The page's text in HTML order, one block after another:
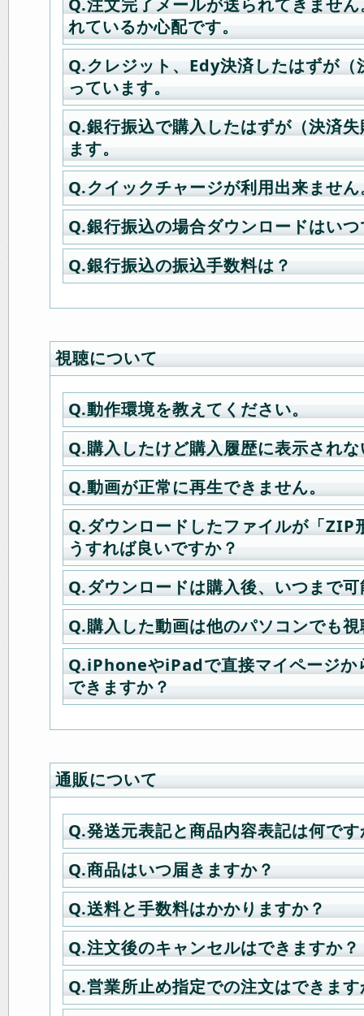
す。
A.決済代行会社はセキュリティ・サ
株式会社CREDIXにお願いしており
申込み下さい。
■カード決済に関するお問合せ先
株）CREDIX サポートセンター（
応）
電話番号：0570-07-6000（03-3498-
Eメール：creditinfo@credix-
※ 祝祭日を除いた毎週月・木曜日
30(約30分間)は決済会社による定期
為、決済システムが一時停止いたし
帯をご利用下さい。
●クレジットカード決済に関するご
お読みください→
※2007年3月25日 11時よりＪＣＢの
なり、為替の変動によりご請求額が
■楽天Edy決済に関する問い合わせ先
株）CREDIX サポートセンター（
応）
Eメール：edyinfo@credix-
電話番号：03-6832-1339
Q.注文完了メールが送られてきませ
れているか心配です。
A.マイページへログイン後、「購入
することができます。
購入履歴一覧に注文情報がない場合
了しておりませんので、再度ご購入
ださい。
購入履歴一覧ページ（当サイトにロ
合のみ）
※ご注文が完了しているにも関わら
が届かない場合は、メール受信遅延
によって受信拒否（またはフォルダ
Q.クレジット、Edy決済したはずが（
っています。
A.クレジット決済とEdy決済をご利
「購入履歴詳細ページ」にて（決済
ている場合は、決済が何らかの理由
らずキャンセル処理された結果とな
済失敗のご注文についてご請求が行
ございません。
決済失敗のご注文について再度ご要
数をおかけいたしますが始めからご
くお願い致します。
てままになりますが、その後削除さ
ま放置していただいて問題ございま
Q.銀行振込で購入したはずが（決済
ます。
A.現在ポイントシステムを利用した
ており、その対応として銀行振込の
干変更しております。
そのため、弊社でのお振り込み確認
「決済失敗」という文字が表示され
くまで少々お待ちください。
Q.クイックチャージが利用出来ません
A.ご登録時に電話番号の記入をして
イックチャージのご利用が出来ませ
大変お手数ですが、一度目のクレジ
Q.銀行振込の場合ダウンロードはい
A.銀行振込の場合は平日15時頃に第
業を行い、確認出来次第ダウンロー
配信致します。
15時以降にお振込でなるべく早くダ
たい場合は、大変お手数ですがお振
送って頂けますと、手続きを最短で
す。
※大変申し訳ございませんが、撮影
のような対応が出来ず、お振り込み
の対応となってしまう事がございま
尚、撮影をしているかどうかにつき
ターにて現場中継を行っております
ご覧頂ければ撮影中かどうかを調べ
杉浦則夫緊縛現場ツイッター
少数のスタッフで運営しております
解ご協力の程よろしくお願い致しま
Q.銀行振込の振込手数料は？
A.振込手数料はお客様ご負担とさせ
弊社取引銀行は「東京三菱UFJ銀行」
視聴について
Q.動作環境を教えてください。
A.全ての商品がWindowsと
頂けます。
ファイルの種類は「wmv」となりま
推賞プレイヤーは
QuickTime+プラグイン Flip4Mac（
となります。
その他、iPhone、iPadや電子書籍リ
版も各商品毎にご用意しております
品詳細欄の「視聴環境」をご覧下さ
Q.購入したけど購入履歴に表示されな
A.インターネットブラウザの「更新
クして下さい。
以前アクセスした情報をパソコンが
いるため、新しく購入したタイトル
いう現象です。
タイミングや操作方法によってこの
起きなかったりしますが、ブラウザ
決されます。
Q.動画が正常に再生できません。
A.Windowsご使用の場合は以下の原
す
(1)ダウンロードの不完全によりファ
いる → キャッシュのクリアで解決
(2)ファイアウォールなどのセキュリ
ンストールしている → セキュリティ
解決
(3)クッキーが無効になっている →
して解決
(4)IEのプライバシー設定が「高」以
A.Machintoshご使用の場合は「VLC
フトをご利用頂くのが一番簡単です
ウンロードしてご利用下さい。
※オレンジのボタン「DownloadVLC
てしばらく待つと自動でダウンロー
QuickTimeをご利用の場合は「
能を追加して下さい。
WMV ファイルを QuickTIme Player
（外部ページ）→
Q.ダウンロードしたファイルが「ZIP
うすれば良いですか？
A.「ZIP形式」はデータ圧縮されたフ
で、まず最初に解凍を行う必要があ
ファイルの解凍は弊社推奨の下記解
ください。
解凍はファイルをダブルクリックす
■Mac
StuffIt Expanderのダウンロードは
「スタッフイット エキスパンダー
お選び下さい
※圧縮ファイルを解凍するための定
Q.ダウンロードは購入後、いつまで
A.ダウンロードは購入後一週間まで
で、お早めにお願い致します。
Q.購入した動画は他のパソコンでも
A.はい可能です。
※その他ポータブルプレイヤーでの
Q.iPhoneやiPadで直接マイページか
できますか？
※基本的に緊縛桟敷キネマ館はスマ
下の回答ご御覧ください。
A.iPhone iPadの場合でiosが8以下の
Mobile」（¥240）というインター
ソフトを使うとダウンロードが可能
A.iPhone iPadの場合でiosが9以上
Store」にて「ブラウザ 無料」等の
してみて下さい。ダウンロード可能
フトが沢山出てきます。
マイページの購入履歴一覧の詳細よ
通販について
Q.発送元表記と商品内容表記は何で
A.商品購入手続きの途中で以下の中
す。
「杉浦則夫写真事務所/CD DVD」「
ソコン精密機器」「小泉ブックス/書
楽部/衣類」「サプリランド/食品説
ゴルフ/ゴルフ」
Q.商品はいつ届きますか？
A.発送は土日祝日を除く平日に行い
到着日の指定がある場合は購入時に
ご利用下さい。
※撮影がある場合発送が一日遅れて
はツイッターの撮影現場実況を御覧
Q.送料と手数料はかかりますか？
A.送料は8000円以上から無料となり
ご購入が代引きの場合＝手数料は無
Q.注文後のキャンセルはできますか？
A（通信販売の場合）.発送準備前で
下記連絡先までご連絡ください。
Q.営業所止め指定での注文はできま